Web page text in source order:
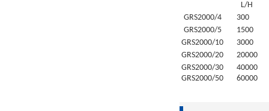
L/H
GRS2000/4 300
GRS2000/5
1500
GRS2000/10
3000
GRS2000/20 20000
GRS2000/30 40000
GRS2000/50 60000